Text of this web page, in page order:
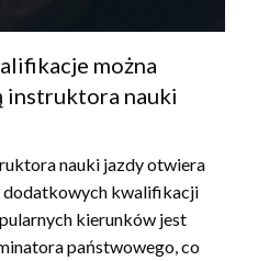
można
instruktora nauki
nauki jazdy otwiera
dodatkowych kwalifikacji
kierunków jest
państwowego, co